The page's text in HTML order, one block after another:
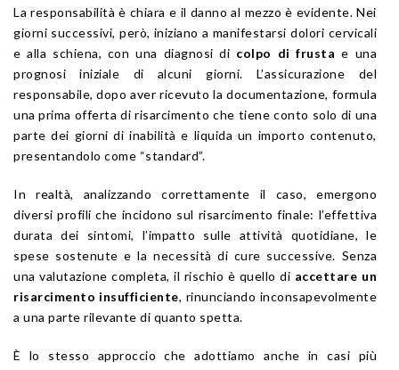
La responsabilità è chiara e il danno al mezzo è evidente. Nei
giorni successivi, però, iniziano a manifestarsi dolori cervicali
e alla schiena, con una diagnosi di colpo di frusta e una
prognosi iniziale di alcuni giorni. L’assicurazione del
responsabile, dopo aver ricevuto la documentazione, formula
una prima offerta di risarcimento che tiene conto solo di una
parte dei giorni di inabilità e liquida un importo contenuto,
presentandolo come “standard”.
In realtà, analizzando correttamente il caso, emergono
diversi profili che incidono sul risarcimento finale: l’effettiva
durata dei sintomi, l’impatto sulle attività quotidiane, le
spese sostenute e la necessità di cure successive. Senza
una valutazione completa, il rischio è quello di accettare un
risarcimento insufficiente, rinunciando inconsapevolmente
a una parte rilevante di quanto spetta.
È lo stesso approccio che adottiamo anche in casi più